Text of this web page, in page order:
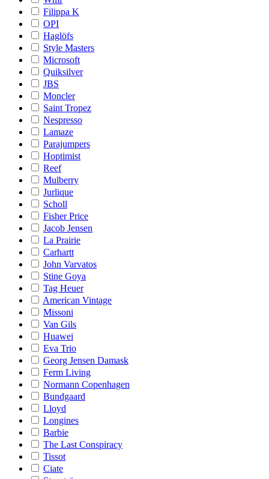
Filippa K
OPI
Haglöfs
Style Masters
Microsoft
Quiksilver
JBS
Moncler
Saint Tropez
Nespresso
Lamaze
Parajumpers
Hoptimist
Reef
Mulberry
Jurlique
Scholl
Fisher Price
Jacob Jensen
La Prairie
Carhartt
John Varvatos
Stine Goya
Tag Heuer
American Vintage
Missoni
Van Gils
Huawei
Eva Trio
Georg Jensen Damask
Ferm Living
Normann Copenhagen
Bundgaard
Lloyd
Longines
Barbie
The Last Conspiracy
Tissot
Ciate